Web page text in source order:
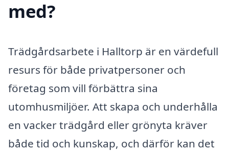
med?
Trädgårdsarbete i Halltorp är en värdefull
resurs för både privatpersoner och
företag som vill förbättra sina
utomhusmiljöer. Att skapa och underhålla
en vacker trädgård eller grönyta kräver
både tid och kunskap, och därför kan det